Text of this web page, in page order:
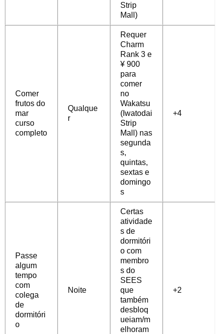
Strip
Mall)
Comer
frutos do
mar
curso
completo
Qualque
r
Requer
Charm
Rank 3 e
¥ 900
para
comer
no
Wakatsu
(Iwatodai
Strip
Mall) nas
segunda
s,
quintas,
sextas e
domingo
s
+4
Passe
algum
tempo
com
colega
de
dormitóri
o
Noite
Certas
atividade
s de
dormitóri
o com
membro
s do
SEES
que
também
desbloq
ueiam/m
elhoram
+2